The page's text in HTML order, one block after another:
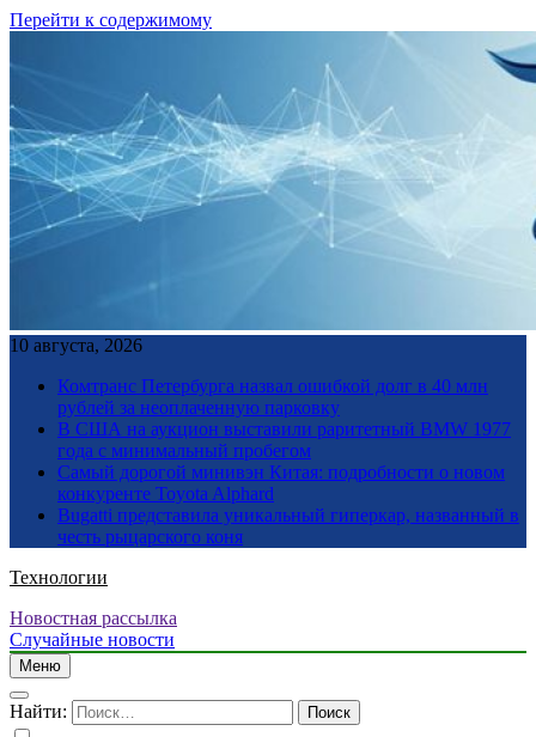
Перейти к содержимому
10 августа, 2026
Комтранс Петербурга назвал ошибкой долг в 40 млн
рублей за неоплаченную парковку
В США на аукцион выставили раритетный BMW 1977
года с минимальный пробегом
Самый дорогой минивэн Китая: подробности о новом
конкуренте Toyota Alphard
Bugatti представила уникальный гиперкар, названный в
честь рыцарского коня
Технологии
Новостная рассылка
Случайные новости
Меню
Найти: